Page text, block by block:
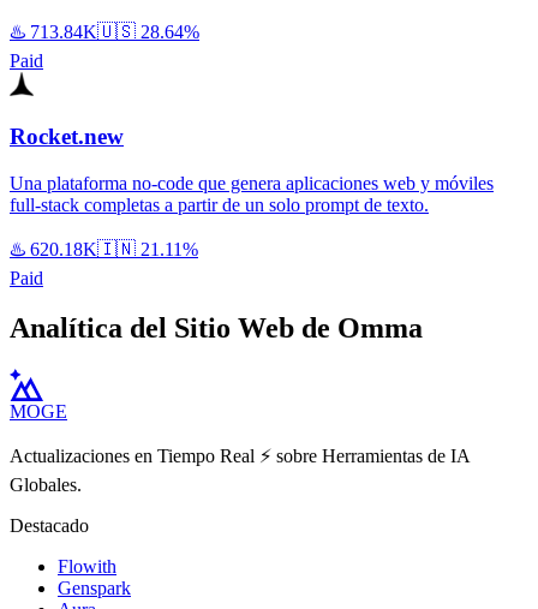
♨️ 713.84K🇺🇸 28.64%
Paid
Rocket.new
Una plataforma no-code que genera aplicaciones web y móviles
full-stack completas a partir de un solo prompt de texto.
♨️ 620.18K🇮🇳 21.11%
Paid
Analítica del Sitio Web de Omma
MOGE
Actualizaciones en Tiempo Real ⚡️ sobre Herramientas de IA
Globales.
Destacado
Flowith
Genspark